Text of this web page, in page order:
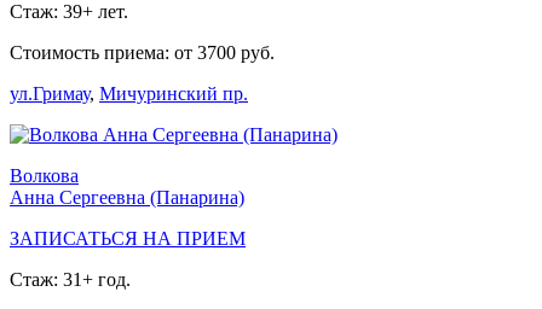
Стаж: 39+ лет.
Стоимость приема: от 3700 руб.
ул.Гримау, Мичуринский пр.
Волкова
Анна Сергеевна (Панарина)
ЗАПИСАТЬСЯ НА ПРИЕМ
Стаж: 31+ год.